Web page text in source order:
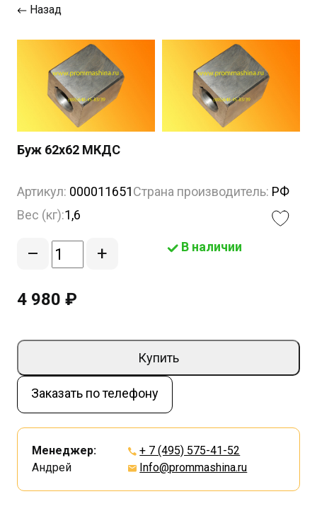
Назад
Буж 62х62 МКДС
Артикул: 000011651Страна производитель: РФ
Вес (кг):1,6
– + В наличии
4 980 ₽
Купить
Заказать по телефону
Менеджер:
Андрей
+ 7 (495) 575-41-52
Info@prommashina.ru